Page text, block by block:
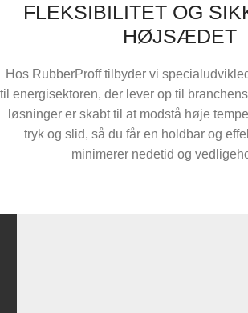
FLEKSIBILITET OG
HØJSÆDET
Hos RubberProff tilbyder vi
til energisektoren, der lever op til
løsninger er skabt til at modstå høje
tryk og slid, så du får en holdbar og
minimerer nedetid og